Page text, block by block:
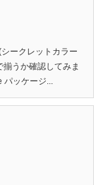
ークレットカラー
うか確認してみま
パッケージ...